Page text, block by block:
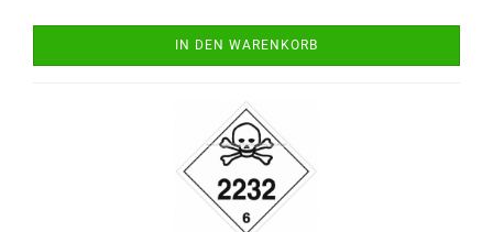
IN DEN WARENKORB